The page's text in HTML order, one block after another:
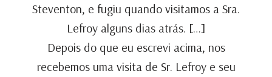
Steventon, e fugiu quando visitamos a Sra.
Lefroy alguns dias atrás. […]
Depois do que eu escrevi acima, nos
recebemos uma visita de Sr. Lefroy e seu